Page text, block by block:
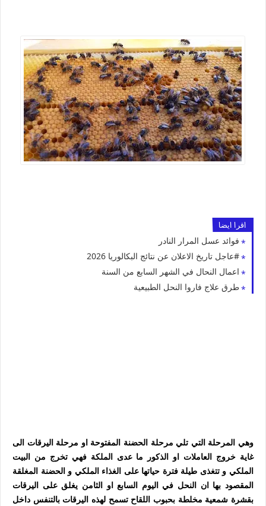
اقرا ايضا
فوائد عسل المرار النادر
#عاجل تاريخ الاعلان عن نتائج البكالوريا 2026
اعمال النحال في الشهر السابع من السنة
طرق علاج فاروا النحل الطبيعية
وهي المرحلة التي تلي مرحلة الحضنة المفتوحة او مرحلة اليرقات الى
غاية خروج العاملات او الذكور ما عدى الملكة فهي تخرج من البيت
الملكي و تتغذى طيلة فترة حياتها على الغذاء الملكي و الحضنة المغلقة
المقصود بها ان النحل في اليوم السابع او الثامن يغلق على اليرقات
بقشرة شمعية مخلطة بحبوب اللقاح تسمح لهذه اليرقات بالتنفس داخل